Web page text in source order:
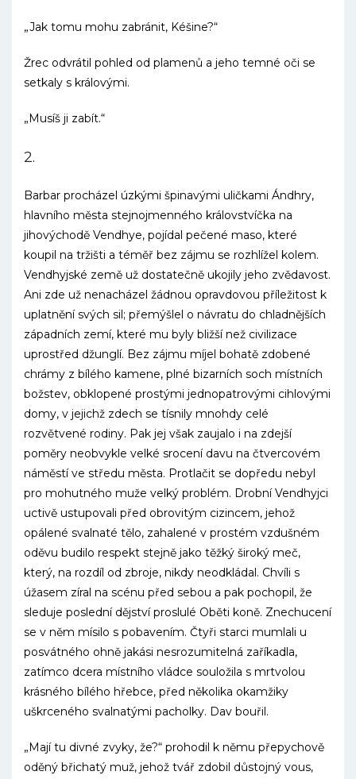
„Jak tomu mohu zabránit, Kéšine?“
Žrec odvrátil pohled od plamenů a jeho temné oči se
setkaly s královými.
„Musíš ji zabít.“
2.
Barbar procházel úzkými špinavými uličkami Ándhry,
hlavního města stejnojmenného královstvíčka na
jihovýchodě Vendhye, pojídal pečené maso, které
koupil na tržišti a téměř bez zájmu se rozhlížel kolem.
Vendhyjské země už dostatečně ukojily jeho zvědavost.
Ani zde už nenacházel žádnou opravdovou příležitost k
uplatnění svých sil; přemýšlel o návratu do chladnějších
západních zemí, které mu byly bližší než civilizace
uprostřed džunglí. Bez zájmu míjel bohatě zdobené
chrámy z bílého kamene, plné bizarních soch místních
božstev, obklopené prostými jednopatrovými cihlovými
domy, v jejichž zdech se tísnily mnohdy celé
rozvětvené rodiny. Pak jej však zaujalo i na zdejší
poměry neobvykle velké srocení davu na čtvercovém
náměstí ve středu města. Protlačit se dopředu nebyl
pro mohutného muže velký problém. Drobní Vendhyjci
uctivě ustupovali před obrovitým cizincem, jehož
opálené svalnaté tělo, zahalené v prostém vzdušném
oděvu budilo respekt stejně jako těžký široký meč,
který, na rozdíl od zbroje, nikdy neodkládal. Chvíli s
úžasem zíral na scénu před sebou a pak pochopil, že
sleduje poslední dějství proslulé Oběti koně. Znechucení
se v něm mísilo s pobavením. Čtyři starci mumlali u
posvátného ohně jakási nesrozumitelná zaříkadla,
zatímco dcera místního vládce souložila s mrtvolou
krásného bílého hřebce, před několika okamžiky
uškrceného svalnatými pacholky. Dav bouřil.
„Mají tu divné zvyky, že?“ prohodil k němu přepychově
oděný břichatý muž, jehož tvář zdobil důstojný vous,